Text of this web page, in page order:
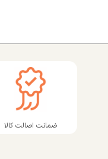
ضمانت اصالت کالا